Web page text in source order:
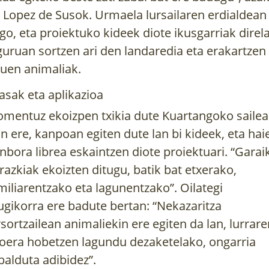
Lopez de Susok. Urmaela lursailaren erdialdean
eta proiektuko kideek diote ikusgarriak direla
sortzen ari den landaredia eta erakartzen
animaliak.
eta aplikazioa
ekoizpen txikia dute Kuartangoko
ere, kanpoan egiten dute lan bi kideek, eta
librea eskaintzen diote proiektuari.
ekoizten ditugu, batik bat etxerako,
eta lagunentzako”. Oilategi
ere badute bertan: “Nekazaritza
animaliekin ere egiten da lan,
hobetzen lagundu dezaketelako, ongarria
adibidez”.
ZUHAITZAK ETA
ARBOLAK EUSKAL
HERRIAN
Gure kulturaren historia eta
garapena ezin da ulertu
zuhaitzik...
URTEKO
AGENDA
Ilargiaren
guztiko lanak,
baratzean,...